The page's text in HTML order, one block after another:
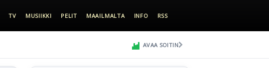
TV MUSIIKKI PELIT MAAILMALTA INFO RSS
AVAA SOITIN